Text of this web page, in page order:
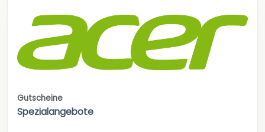
Gutscheine
Spezialangebote